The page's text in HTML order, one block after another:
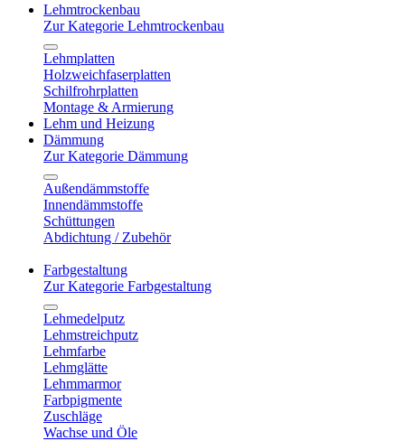
Lehmtrockenbau
Zur Kategorie Lehmtrockenbau
Lehmplatten
Holzweichfaserplatten
Schilfrohrplatten
Montage & Armierung
Lehm und Heizung
Dämmung
Zur Kategorie Dämmung
Außendämmstoffe
Innendämmstoffe
Schüttungen
Abdichtung / Zubehör
Farbgestaltung
Zur Kategorie Farbgestaltung
Lehmedelputz
Lehmstreichputz
Lehmfarbe
Lehmglätte
Lehmmarmor
Farbpigmente
Zuschläge
Wachse und Öle